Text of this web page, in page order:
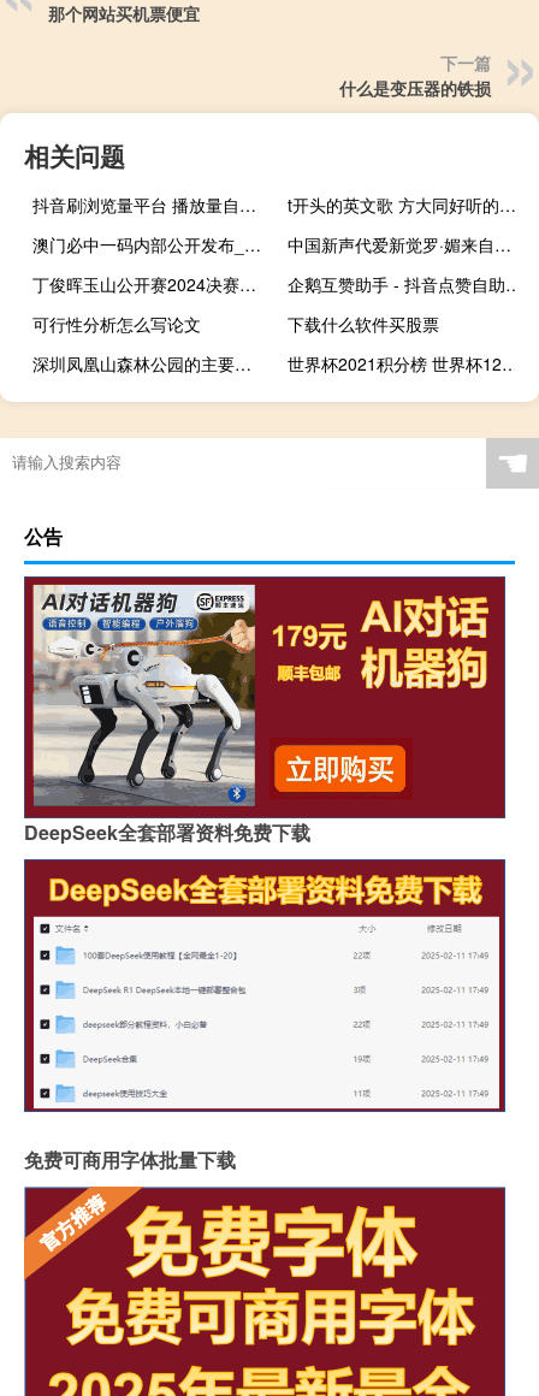
那个网站买机票便宜
下一篇
什么是变压器的铁损
相关问题
抖音刷浏览量平台 播放量自助下单软件
t开头的英文歌 方大同好听的英文歌
澳门必中一码内部公开发布_智能AI深度解析_爱采购版v47.08.167
中国新声代爱新觉罗·媚来自哪里 爱新觉罗媚中国好声音
丁俊晖玉山公开赛2024决赛规则 丁俊晖斯诺克玉山公开赛
企鹅互赞助手 - 抖音点赞自助平台,Q赞网
可行性分析怎么写论文
下载什么软件买股票
深圳凤凰山森林公园的主要景点 广州凤凰山森林公园
世界杯2021积分榜 世界杯12强赛积分
☚
公告
DeepSeek全套部署资料免费下载
免费可商用字体批量下载